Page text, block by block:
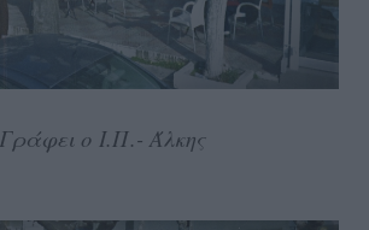
Γράφει ο Ι.Π.- Άλκης